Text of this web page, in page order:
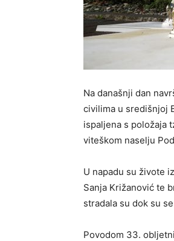
Na današnji dan
civilima u središnjoj
ispaljena s položaja
viteškom naselju
U napadu su živote
Sanja Križanović te
stradala su dok su
Povodom 33.